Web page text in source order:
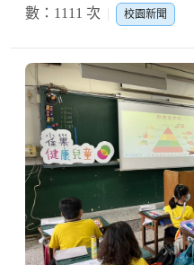
數：1111 次
校園新聞